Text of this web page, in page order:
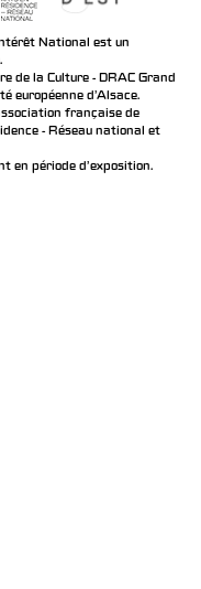
National est un
de la Culture - DRAC Grand
européenne d’Alsace.
française de
- Réseau national et
en période d'exposition.